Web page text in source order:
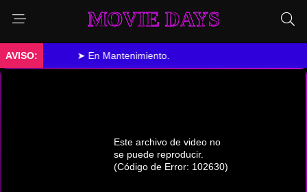
MOVIE DAYS
➤ En Mantenimiento.